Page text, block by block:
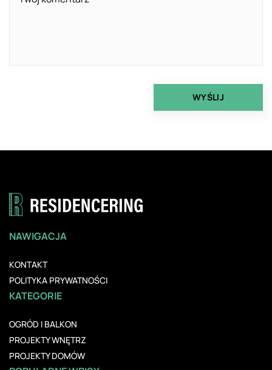
NAWIGACJA
KONTAKT
POLITYKA PRYWATNOŚCI
KATEGORIE
OGRÓD I BALKON
PROJEKTY WNĘTRZ
PROJEKTY DOMÓW